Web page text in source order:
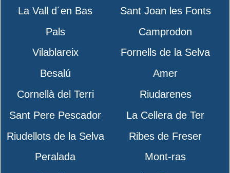
La Vall d´en Bas
Sant Joan les Fonts
Pals
Camprodon
Vilablareix
Fornells de la Selva
Besalú
Amer
Cornellà del Terri
Riudarenes
Sant Pere Pescador
La Cellera de Ter
Riudellots de la Selva
Ribes de Freser
Peralada
Mont-ras